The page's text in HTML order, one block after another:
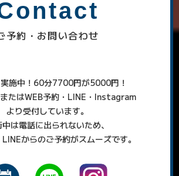
予約・お問い合わせ
施中！60分7700円が5000円！
たはWEB予約・LINE・Instagram
より受付しています。
は電話に出られないため、
からのご予約がスムーズです。